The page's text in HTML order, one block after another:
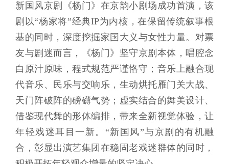
新国风京剧《杨门》在京韵小剧场成功首演，该
剧以“杨家将”经典IP为内核，在保留传统叙事根
基的同时，深度挖掘家国大义与女性力量。对票
友与剧迷而言，《杨门》坚守京剧本体，唱腔念
白原汁原味，程式规范严谨恪守；音乐上融合现
代音乐、民乐与交响乐，生动烘托雁门关大战、
天门阵破阵的磅礴气势；虚实结合的舞美设计、
借鉴现代舞的形体编排，带来全新视觉体验，让
年轻戏迷耳目一新。“新国风”与京剧的有机融
合，彰显出演艺集团在稳固老戏迷群体的同时，